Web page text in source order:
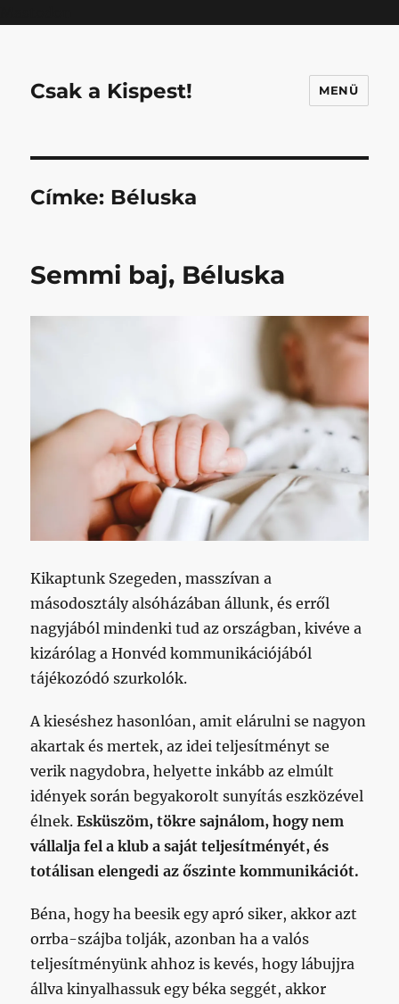
Csak a Kispest! MENÜ
Címke: Béluska
Semmi baj, Béluska
Kikaptunk Szegeden, masszívan a
másodosztály alsóházában állunk, és erről
nagyjából mindenki tud az országban, kivéve a
kizárólag a Honvéd kommunikációjából
tájékozódó szurkolók.
A kieséshez hasonlóan, amit elárulni se nagyon
akartak és mertek, az idei teljesítményt se
verik nagydobra, helyette inkább az elmúlt
idények során begyakorolt sunyítás eszközével
élnek.Esküszöm, tökre sajnálom, hogy nem
vállalja fel a klub a saját teljesítményét, és
totálisan elengedi az őszinte kommunikációt.
Béna, hogy ha beesik egy apró siker, akkor azt
orrba-szájba tolják, azonban ha a valós
teljesítményünk ahhoz is kevés, hogy lábujjra
állva kinyalhassuk egy béka seggét, akkor